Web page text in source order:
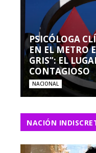
PSICÓLOGA
EN EL METRO
GRIS”: EL
CONTAGIOSO
NACIONAL
NACIÓN